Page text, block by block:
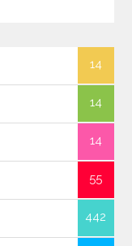
14
14
14
55
442